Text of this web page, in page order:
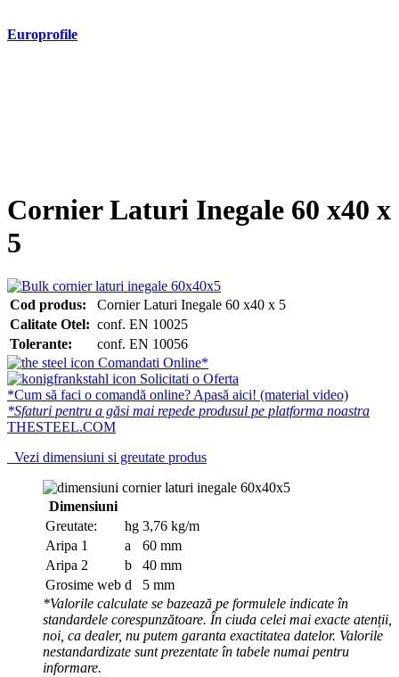
Europrofile
Cornier Laturi Inegale 60 x40 x
5
Cod produs:
Cornier Laturi Inegale 60 x40 x 5
Calitate Otel: conf. EN 10025
Tolerante:
conf. EN 10056
Comandati Online*
Solicitati o Oferta
*Cum să faci o comandă online? Apasă aici! (material video)
*Sfaturi pentru a găsi mai repede produsul pe platforma noastra
THESTEEL.COM
Vezi dimensiuni si greutate produs
Dimensiuni
Greutate:
hg 3,76 kg/m
Aripa 1
a
60 mm
Aripa 2
b
40 mm
Grosime web d
5 mm
*Valorile calculate se bazează pe formulele indicate în
standardele corespunzătoare. În ciuda celei mai exacte atenții,
noi, ca dealer, nu putem garanta exactitatea datelor. Valorile
nestandardizate sunt prezentate în tabele numai pentru
informare.